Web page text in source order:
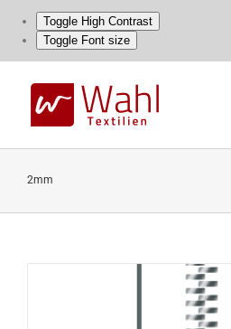
Toggle High Contrast
Toggle Font size
content
2mm